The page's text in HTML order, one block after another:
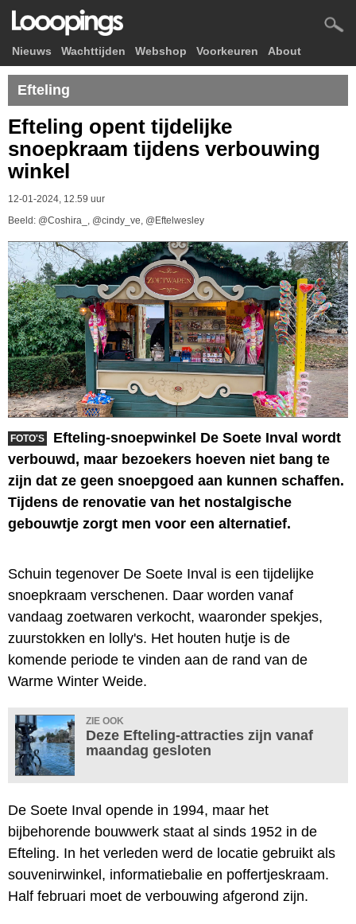
Nieuws Wachttijden Webshop Voorkeuren About
Efteling
Efteling opent tijdelijke
snoepkraam tijdens verbouwing
winkel
12-01-2024, 12.59 uur
Beeld: @Coshira_, @cindy_ve, @Eftelwesley
FOTO'S
Efteling-snoepwinkel De Soete Inval wordt
verbouwd, maar bezoekers hoeven niet bang te
zijn dat ze geen snoepgoed aan kunnen schaffen.
Tijdens de renovatie van het nostalgische
gebouwtje zorgt men voor een alternatief.
Schuin tegenover De Soete Inval is een tijdelijke
snoepkraam verschenen. Daar worden vanaf
vandaag zoetwaren verkocht, waaronder spekjes,
zuurstokken en lolly's. Het houten hutje is de
komende periode te vinden aan de rand van de
Warme Winter Weide.
ZIE OOK
Deze Efteling-attracties zijn vanaf
maandag gesloten
De Soete Inval opende in 1994, maar het
bijbehorende bouwwerk staat al sinds 1952 in de
Efteling. In het verleden werd de locatie gebruikt als
souvenirwinkel, informatiebalie en poffertjeskraam.
Half februari moet de verbouwing afgerond zijn.